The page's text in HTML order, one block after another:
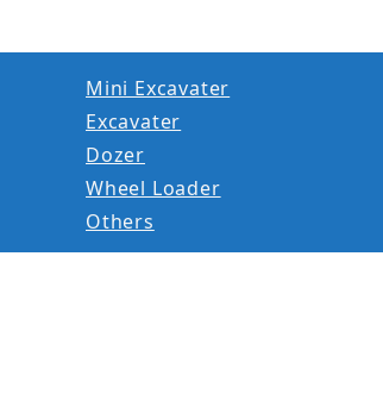
Mini Excavater
Excavater
Dozer
Wheel Loader
Others